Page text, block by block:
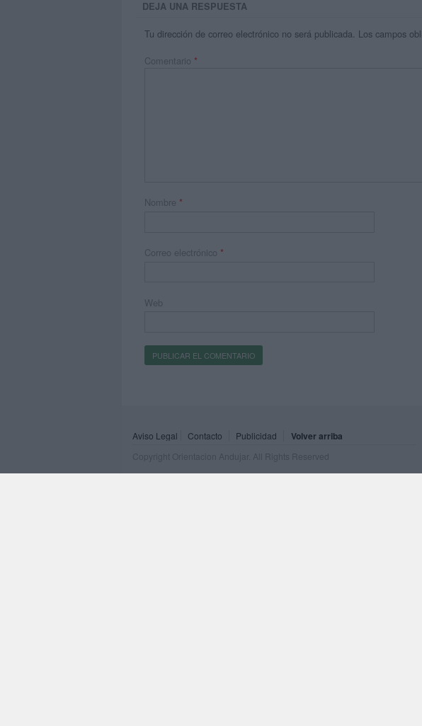
DEJA UNA RESPUESTA
Tu dirección de correo electrónico no será publicada. Los campos
Comentario *
Nombre *
Correo electrónico *
Web
Aviso Legal Contacto Publicidad Volver arriba